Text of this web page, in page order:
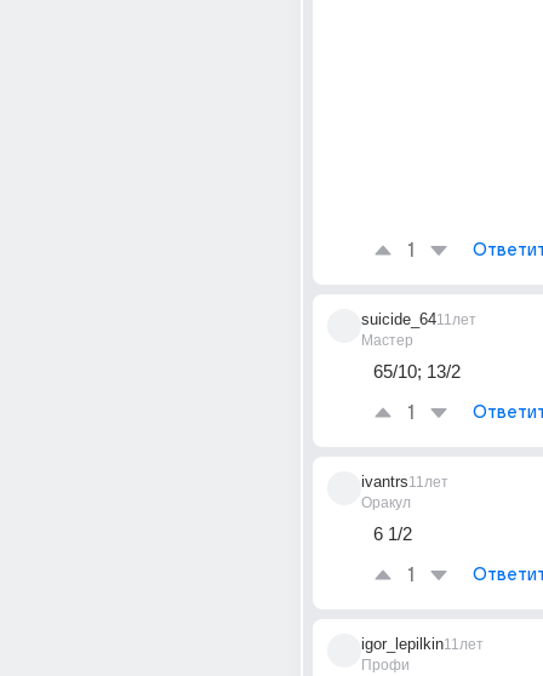
1
suicide_64
Мастер
11лет
65/10; 13/2
1
ivantrs
Оракул
11лет
6 1/2
1
igor_lepilkin
Профи
11лет